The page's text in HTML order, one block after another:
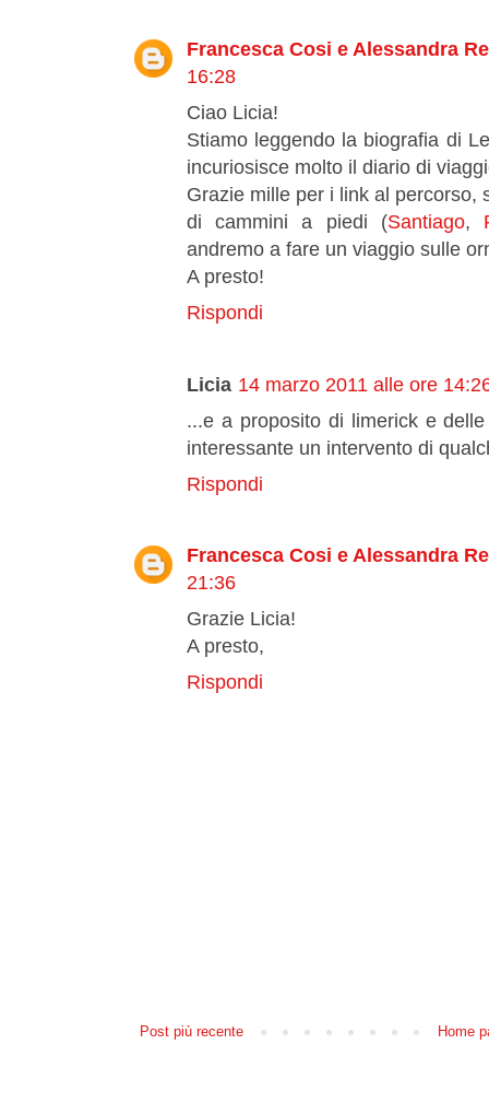
Francesca Cosi e Alessandra
16:28
Ciao Licia!
Stiamo leggendo la biografia di
incuriosisce molto il diario di
Grazie mille per i link al percorso,
di cammini a piedi (Santiago,
andremo a fare un viaggio sulle
A presto!
Rispondi
Licia 14 marzo 2011 alle ore
...e a proposito di limerick e
interessante un intervento di
Rispondi
Francesca Cosi e Alessandra
21:36
Grazie Licia!
A presto,
Rispondi
Post più recente Home